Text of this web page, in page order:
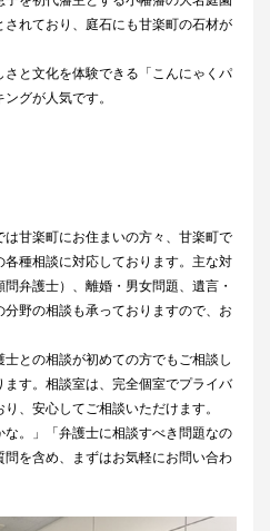
れており、庭石にも甘楽町の石材が
と文化を体験できる「こんにゃくパ
グが人気です。
甘楽町にお住まいの方々、甘楽町で
種相談に対応しております。主な対
弁護士）、離婚・男女問題、遺言・
野の相談も承っておりますので、お
との相談が初めての方でもご相談し
す。相談室は、完全個室でプライバ
、安心してご相談いただけます。
な。」「弁護士に相談すべき問題なの
を含め、まずはお気軽にお問い合わ